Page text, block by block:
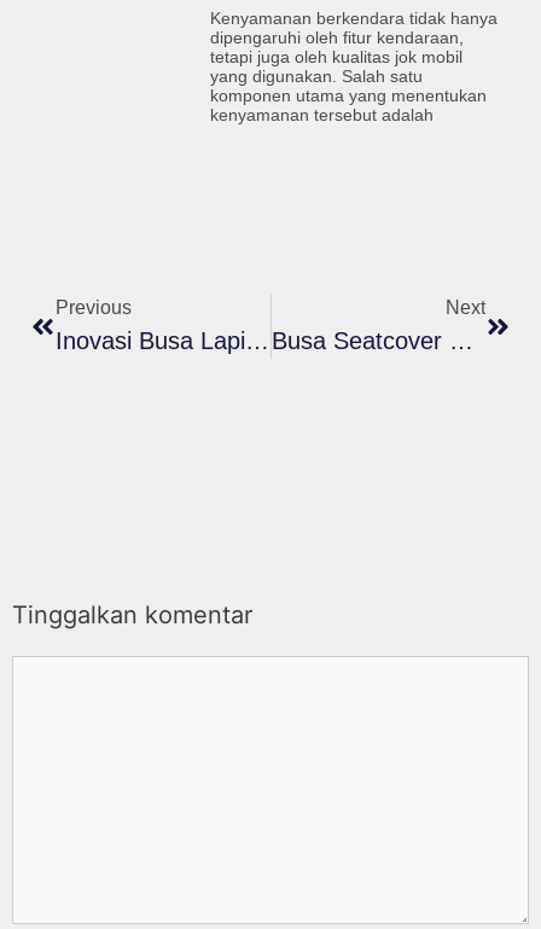
Kenyamanan berkendara tidak hanya
dipengaruhi oleh fitur kendaraan,
tetapi juga oleh kualitas jok mobil
yang digunakan. Salah satu
komponen utama yang menentukan
kenyamanan tersebut adalah
Previous
Inovasi Busa Lapis Cellindo Putra Dalam Mendukung Kebutuhan Pasar
Next
Busa Seatcover Cellindo Putra: Solusi Nyaman Dan Tahan Lama
Tinggalkan komentar